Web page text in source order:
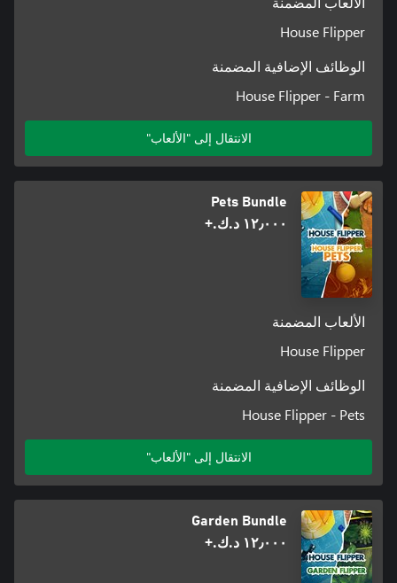
الألعاب المضمنة
House Flipper
الوظائف الإضافية المضمنة
House Flipper - Farm
الانتقال إلى "الألعاب"
Pets Bundle
١٢٫٠٠٠ د.ك.‏+
الألعاب المضمنة
House Flipper
الوظائف الإضافية المضمنة
House Flipper - Pets
الانتقال إلى "الألعاب"
Garden Bundle
١٢٫٠٠٠ د.ك.‏+